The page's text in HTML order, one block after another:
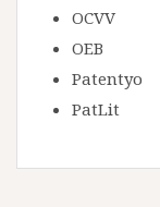
OCVV
OEB
Patentyo
PatLit